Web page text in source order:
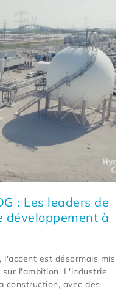
: Les leaders de
développement à
l'accent est désormais mis
l'ambition. L'industrie
construction, avec des